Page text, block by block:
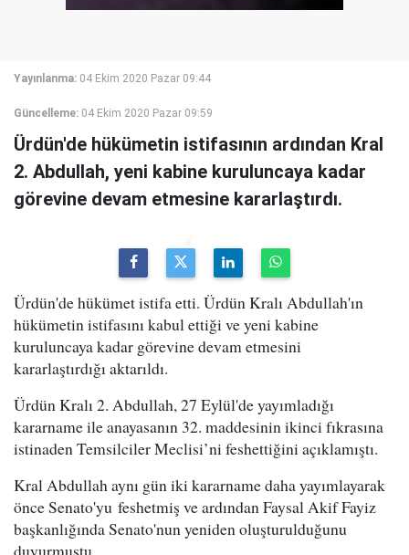
Yayınlanma: 04 Ekim 2020 Pazar 09:44
Güncelleme: 04 Ekim 2020 Pazar 09:59
Ürdün'de hükümetin istifasının ardından Kral
2. Abdullah, yeni kabine kuruluncaya kadar
görevine devam etmesine kararlaştırdı.
Ürdün'de hükümet istifa etti. Ürdün Kralı Abdullah'ın
hükümetin istifasını kabul ettiği ve yeni kabine
kuruluncaya kadar görevine devam etmesini
kararlaştırdığı aktarıldı.
Ürdün Kralı 2. Abdullah, 27 Eylül'de yayımladığı
kararname ile anayasanın 32. maddesinin ikinci fıkrasına
istinaden Temsilciler Meclisi’ni feshettiğini açıklamıştı.
Kral Abdullah aynı gün iki kararname daha yayımlayarak
önce Senato'yu feshetmiş ve ardından Faysal Akif Fayiz
başkanlığında Senato'nun yeniden oluşturulduğunu
duyurmuştu.